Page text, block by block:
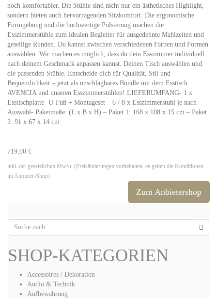
noch komfortabler. Die Stühle sind nicht nur ein ästhetisches Highlight,
sondern bieten auch hervorragenden Sitzkomfort. Die ergonomische
Formgebung und die hochwertige Polsterung machen die
Esszimmerstühle zum idealen Begleiter für ausgedehnte Mahlzeiten und
gesellige Runden. Du kannst zwischen verschiedenen Farben und Formen
auswählen. Wir machen es möglich, dass du dein Esszimmer individuell
nach deinem Geschmack anpassen kannst. Deinen Tisch auswählen und
die passenden Stühle. Entscheide dich für Qualität, Stil und
Bequemlichkeit – jetzt als unschlagbares Bundle mit dem Esstisch
AVENCIA und unseren Esszimmerstühlen! LIEFERUMFANG- 1 x
Esstischplatte- U-Fuß + Montageset – 6 / 8 x Esszimmerstuhl je nach
Auswahl- Paketmaße: (L x B x H) – Paket 1: 168 x 108 x 15 cm – Paket
2: 91 x 67 x 14 cm
719,00 €
inkl. der gesetzlichen MwSt. (Preisänderungen vorbehalten, es gelten die Konditionen
im Anbieter-Shop)
Zum Anbietershop
SHOP-KATEGORIEN
Accessoires / Dekoration
Audio & Technik
Aufbewahrung